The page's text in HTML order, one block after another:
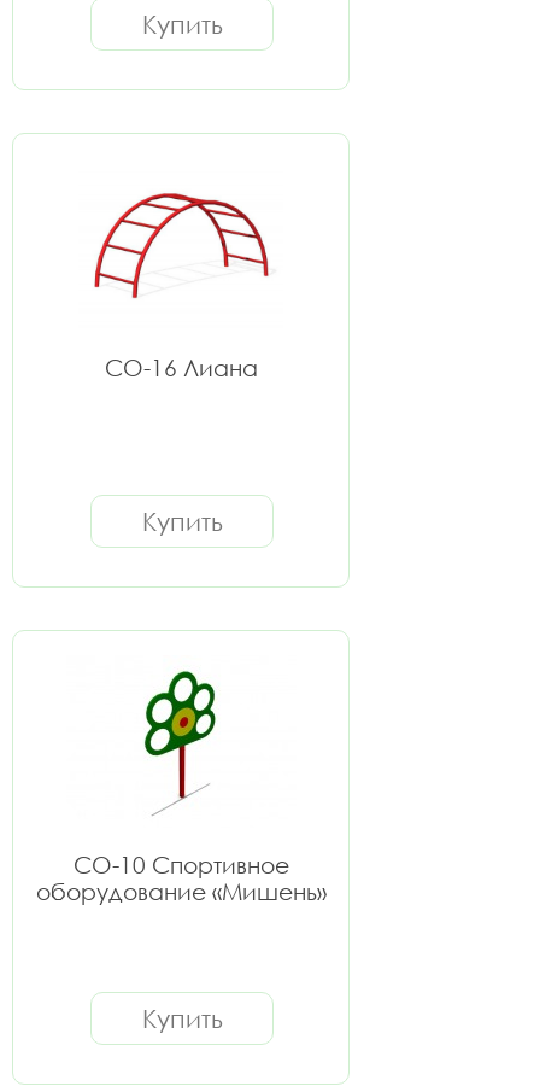
Купить
СО-16 Лиана
Купить
СО-10 Спортивное
оборудование «Мишень»
Купить